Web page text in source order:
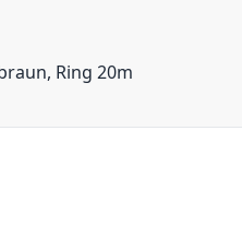
Ring 20m